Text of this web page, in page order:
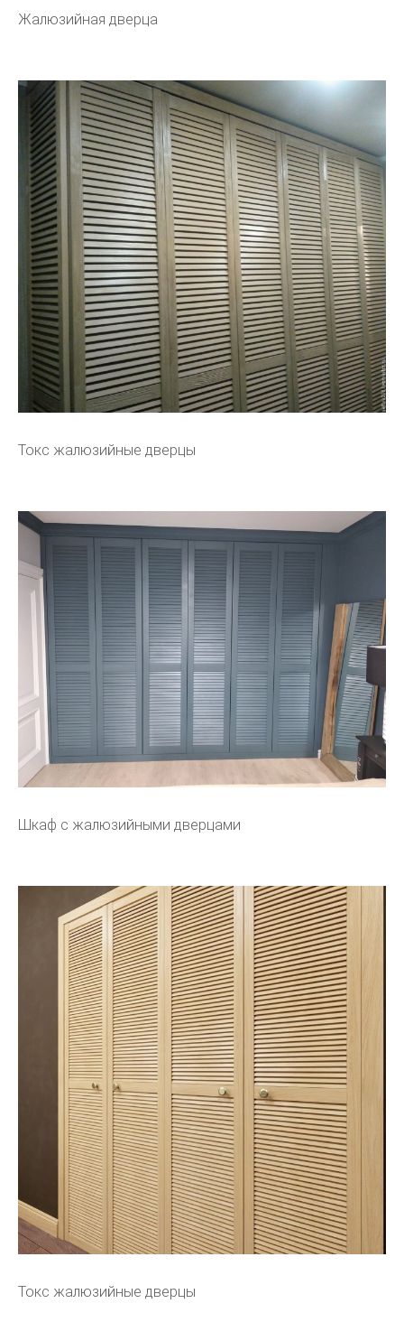
Жалюзийная дверца
Токс жалюзийные дверцы
Шкаф с жалюзийными дверцами
Токс жалюзийные дверцы